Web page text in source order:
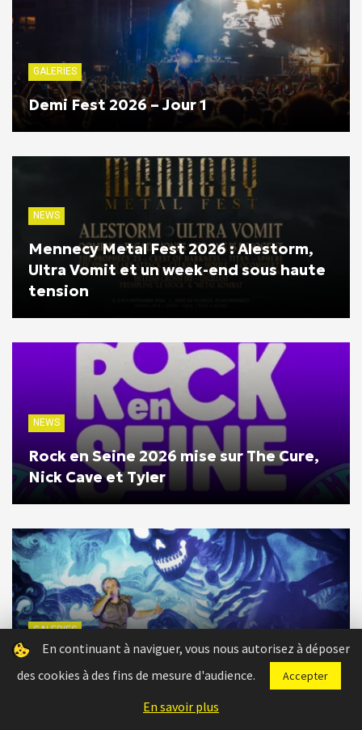
GALERIES
Demi Fest 2026 – Jour 1
NEWS
Mennecy Metal Fest 2026 : Alestorm,
Ultra Vomit et un week-end sous haute
tension
NEWS
Rock en Seine 2026 mise sur The Cure,
Nick Cave et Tyler
GALERIES
Festival Pause Guitare 2026 -Albi
En continuant à naviguer, vous nous autorisez à déposer
des cookies à des fins de mesure d'audience.
Accepter
En savoir plus